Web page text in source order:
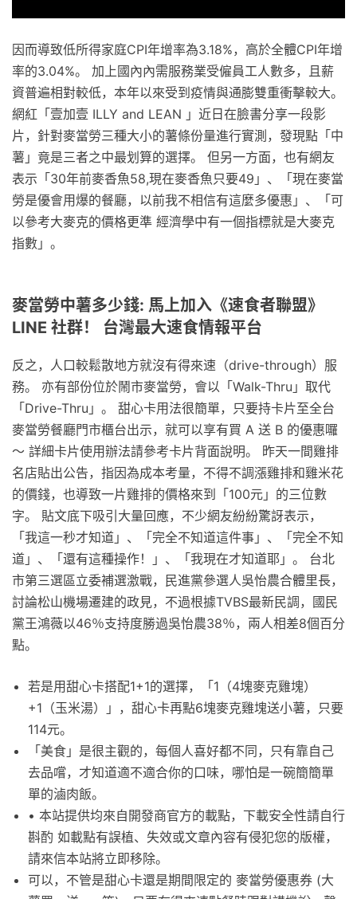
因而導致低所得家庭CPI年增率為3.18%，高於全體CPI年增
率的3.04%。 加上國內內需服務業受僱員工人數多，且薪
資普遍相對較低，本年以來受到疫情與通膨雙重衝擊較大。
網紅「壹加壹 ILLY and LEAN 」近日在臉書分享一段影
片，針對麥當勞三種大小的薯條份量進行實測，發現點「中
薯」竟是三者之中最划算的選擇。 但另一方面，也有網友
表示「30年前麥香魚58,現在麥香魚只要49」、「現在麥當
勞是優會用爆的餐廳，以前我不相信有這麼多優惠」、「可
以參考大麥克的價格更準 經濟學中有一個指標就是大麥克
指數」。
麥當勞中薯多少錢: 馬上加入《速食者聯盟》
LINE 社群！ 台灣最大速食情報平台
反之，人口較鬆散地方就沒有得來速（drive-through）服
務。 亦有部份位於鬧市麥當勞，會以「Walk-Thru」取代
「Drive-Thru」。 甜心卡用法很簡單，只要持卡片至全台
麥當勞餐廳門市櫃台出示，就可以享有買 A 送 B 的優惠囉
～ 詳細卡片使用辦法請參考卡片背面說明。 昨天一間雞排
名店貼出公告，指因為成本考量，不得不調漲雞排和雞米花
的價錢，也導致一片雞排的價格來到「100元」的三位數
字。 貼文底下吸引大量回應，不少網友紛紛驚訝表示，
「我這一秒才知道」、「完全不知道這件事」、「完全不知
道」、「還有這種操作！」、「我現在才知道耶」。 台北
市第三選區立委補選激戰，民進黨參選人吳怡農合體里長，
討論松山機場遷建的政見，不過根據TVBS最新民調，國民
黨王鴻薇以46％支持度勝過吳怡農38％，兩人相差8個百分
點。
若是用甜心卡搭配1+1的選擇，「1（4塊麥克雞塊）
+1（玉米湯）」，甜心卡再點6塊麥克雞塊送小薯，只要
114元。
「美食」是很主觀的，每個人喜好都不同，只有靠自己
去品嚐，才知道適不適合你的口味，哪怕是一碗簡簡單
單的滷肉飯。
• 本站提供均來自開發商官方的載點，下載安全性請自行
斟酌 如載點有誤植、失效或文章內容有侵犯您的版權，
請來信本站將立即移除。
可以，不管是甜心卡還是期間限定的 麥當勞優惠券 (大